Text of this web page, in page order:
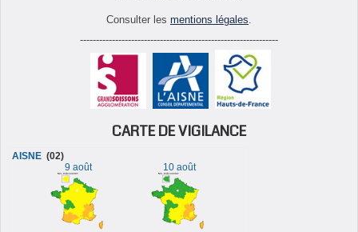
Consulter les mentions légales
--------------------------------------------------------------
CARTE DE VIGILANCE